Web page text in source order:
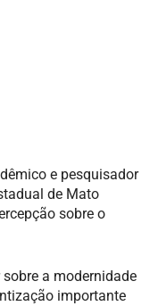
e pesquisador
de Mato
sobre o
a modernidade
importante